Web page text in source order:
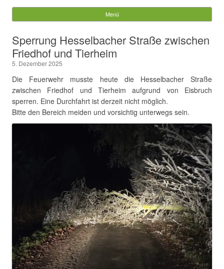
Würzberg.info
nach:
Menü
Sperrung Hesselbacher Straße zwischen
Friedhof und Tierheim
5. Dezember 2025
Die Feuerwehr musste heute die Hesselbacher Straße
zwischen Friedhof und Tierheim aufgrund von Eisbruch
sperren. Eine Durchfahrt ist derzeit nicht möglich.
Bitte den Bereich meiden und vorsichtig unterwegs sein.